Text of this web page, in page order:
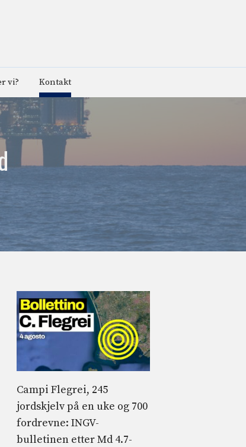
vi? Kontakt
Campi Flegrei, 245
jordskjelv på en uke og 700
fordrevne: INGV-
bulletinen etter Md 4.7-